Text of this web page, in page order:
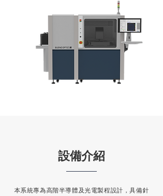
設備介紹
本系統專為高階半導體及光電製程設計，具備針